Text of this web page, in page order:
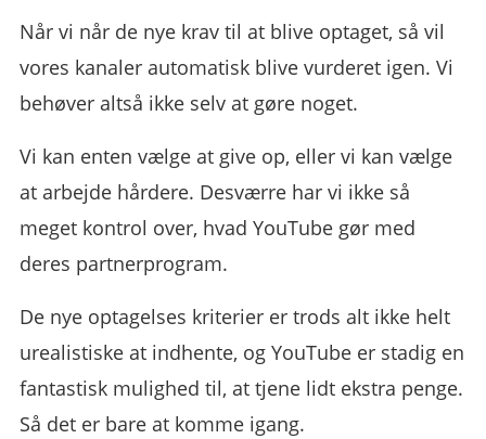
Når vi når de nye krav til at blive optaget, så vil
vores kanaler automatisk blive vurderet igen. Vi
behøver altså ikke selv at gøre noget.
Vi kan enten vælge at give op, eller vi kan vælge
at arbejde hårdere. Desværre har vi ikke så
meget kontrol over, hvad YouTube gør med
deres partnerprogram.
De nye optagelses kriterier er trods alt ikke helt
urealistiske at indhente, og YouTube er stadig en
fantastisk mulighed til, at tjene lidt ekstra penge.
Så det er bare at komme igang.